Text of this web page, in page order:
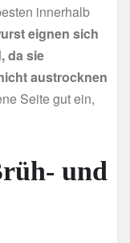
innerhalb
eignen sich
da sie
austrocknen
Seite gut ein,
und